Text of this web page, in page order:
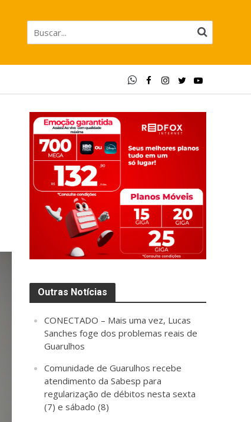
Outras Notícias
CONECTADO – Mais uma vez, Lucas
Sanches foge dos problemas reais de
Guarulhos
Comunidade de Guarulhos recebe
atendimento da Sabesp para
regularização de débitos nesta sexta
(7) e sábado (8)